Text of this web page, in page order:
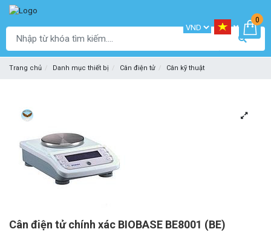
0
Trang chủ Danh mục thiết bị Cân điện tử Cân kỹ thuật
Cân điện tử chính xác BIOBASE BE8001 (BE)